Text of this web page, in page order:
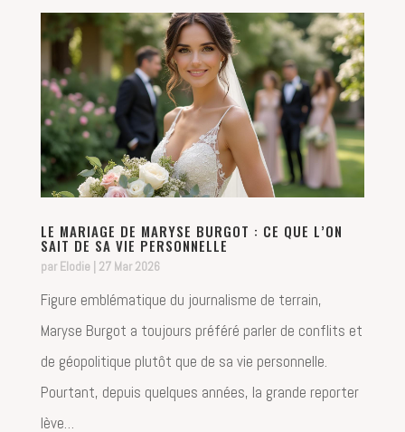
LE MARIAGE DE MARYSE BURGOT : CE QUE L’ON
SAIT DE SA VIE PERSONNELLE
par Elodie| 27 Mar 2026
Figure emblématique du journalisme de terrain,
Maryse Burgot a toujours préféré parler de conflits et
de géopolitique plutôt que de sa vie personnelle.
Pourtant, depuis quelques années, la grande reporter
lève…